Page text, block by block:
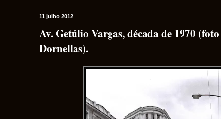
11 julho 2012
Av. Getúlio Vargas, década de 1970
Dornellas).